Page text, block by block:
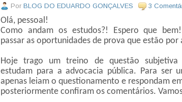
Por BLOG DO EDUARDO GONÇALVES 3
Olá, pessoal!
Como andam os estudos?! Espero que
passar as oportunidades de prova que estão por
Hoje trago um treino de questão subjetiva
estudam para a advocacia pública. Para ser
apenas leiam o questionamento e respondam
posteriormente confiram os comentários.